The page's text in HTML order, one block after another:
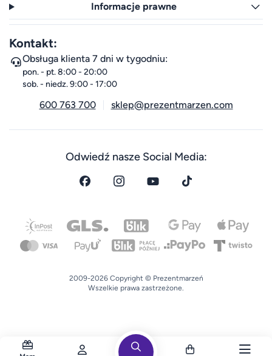
Informacje prawne
Kontakt:
Obsługa klienta 7 dni w tygodniu:
pon. - pt. 8:00 - 20:00
sob. - niedz. 9:00 - 17:00
600 763 700 sklep@prezentmarzen.com
Odwiedź nasze Social Media:
2009-2026 Copyright © Prezentmarzeń
Wszelkie prawa zastrzeżone.